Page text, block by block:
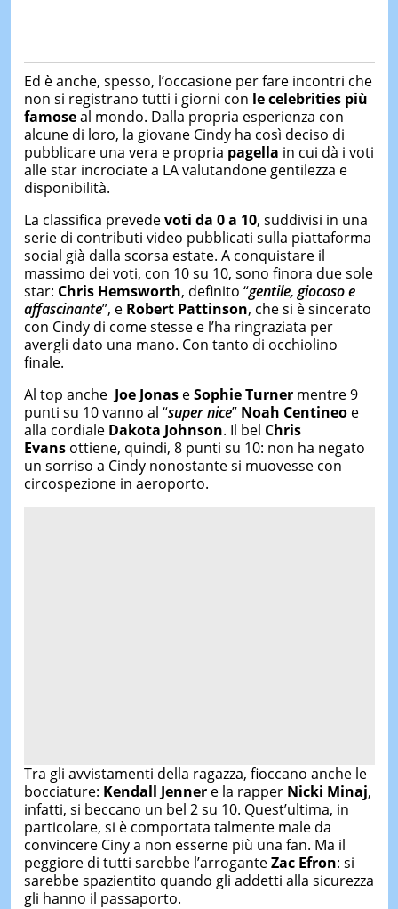
Ed è anche, spesso, l’occasione per fare incontri che
non si registrano tutti i giorni con le celebrities più
famoseal mondo. Dalla propria esperienza con
alcune di loro, la giovane Cindy ha così deciso di
pubblicare una vera e propria pagella in cui dà i voti
alle star incrociate a LA valutandone gentilezza e
disponibilità.
La classifica prevedevoti da 0 a 10, suddivisi in una
serie di contributi video pubblicati sulla piattaforma
social già dalla scorsa estate. A conquistare il
massimo dei voti, con 10 su 10, sono finora due sole
star: Chris Hemsworth, definito “gentile, giocoso e
affascinante”, e Robert Pattinson, che si è sincerato
con Cindy di come stesse e l’ha ringraziata per
avergli dato una mano. Con tanto di occhiolino
finale.
Al top anche Joe JonaseSophie Turner mentre 9
punti su 10 vanno al “super nice” Noah Centineoe
alla cordiale Dakota Johnson. Il bel Chris
Evansottiene, quindi, 8 punti su 10: non ha negato
un sorriso a Cindy nonostante si muovesse con
circospezione in aeroporto.
Tra gli avvistamenti della ragazza, fioccano anche le
bocciature: Kendall Jennere la rapperNicki Minaj,
infatti, si beccano un bel 2 su 10. Quest’ultima, in
particolare, si è comportata talmente male da
convincere Ciny a non esserne più una fan. Ma il
peggiore di tutti sarebbe l’arroganteZac Efron: si
sarebbe spazientito quando gli addetti alla sicurezza
gli hanno il passaporto.